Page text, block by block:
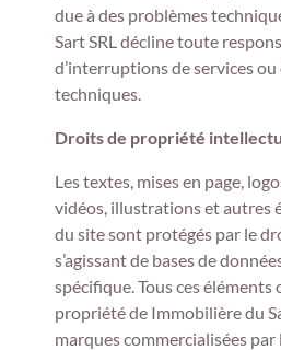
due à des problèmes
Sart SRL décline toute
d’interruptions de services ou
techniques.
Droits de propriété
Les textes, mises en page,
vidéos, illustrations et autres
du site sont protégés par le
s’agissant de bases de
spécifique. Tous ces
propriété de Immobilière du
marques commercialisées par